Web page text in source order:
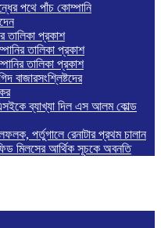
পথে পাঁচ কোম্পানি
তালিকা প্রকাশ
তালিকা প্রকাশ
তালিকা প্রকাশ
বাজারসংশ্লিষ্টদের
ব্যাখ্যা দিল এস আলম কোল্ড
পর্তুগালে রেনাটার প্রথম চালান
মিলসের আর্থিক সূচকে অবনতি